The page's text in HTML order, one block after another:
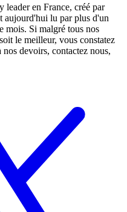
leader en France, créé par
aujourd'hui lu par plus d'un
mois. Si malgré tous nos
le meilleur, vous constatez
devoirs, contactez nous,